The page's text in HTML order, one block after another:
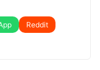
Reddit